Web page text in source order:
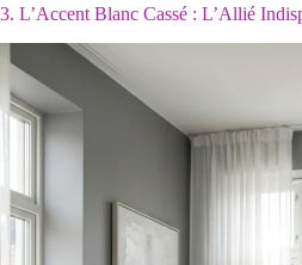
3. L’Accent Blanc Cassé : L’Allié